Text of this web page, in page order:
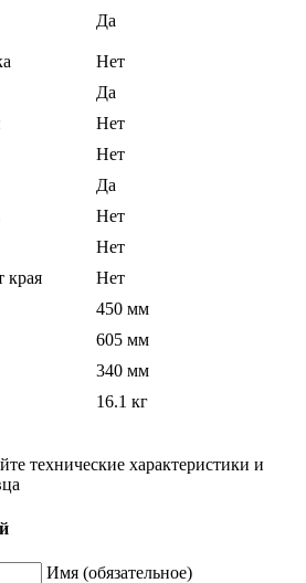
Да
Нет
Да
Нет
Нет
Да
Нет
Нет
края
Нет
450 мм
605 мм
340 мм
16.1 кг
технические характеристики и
Имя (обязательное)